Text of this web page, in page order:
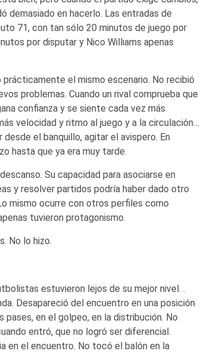
demasiado en hacerlo. Las entradas de
71, con tan sólo 20 minutos de juego por
por disputar y Nico Williams apenas
prácticamente el mismo escenario. No recibió
problemas. Cuando un rival comprueba que
confianza y se siente cada vez más
velocidad y ritmo al juego y a la circulación…
el banquillo, agitar el avispero. En
hasta que ya era muy tarde.
Su capacidad para asociarse en
y resolver partidos podría haber dado otro
mismo ocurre con otros perfiles como
tuvieron protagonismo.
No lo hizo.
estuvieron lejos de su mejor nivel. .
Desapareció del encuentro en una posición
pases, en el golpeo, en la distribución. No
entró, que no logró ser diferencial.
en el encuentro. No tocó el balón en la